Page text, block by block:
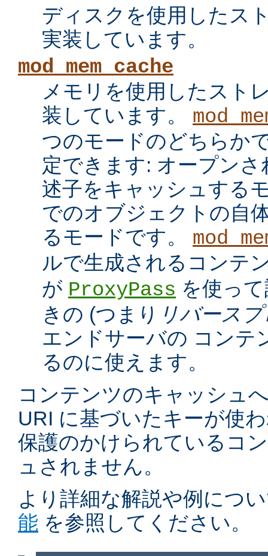
ディスクを使用したス
実装しています。
mod_mem_cache
メモリを使用したスト
装しています。
つのモードのどちらか
定できます: オープン
述子をキャッシュする
でのオブジェクトの自
るモードです。
ルで生成されるコンテ
が ProxyPass を使っ
きの (つまり リバース
エンドサーバの コンテ
るのに使えます。
コンテンツのキャッシュ
URI に基づいたキーが使
保護のかけられているコ
ュされません。
より詳細な解説や例につ
能 を参照してください。